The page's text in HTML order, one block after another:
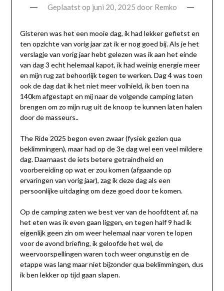
Geplaatst op juni 20, 2025 door Remko
Gisteren was het een mooie dag, ik had lekker gefietst en
ten opzichte van vorig jaar zat ik er nog goed bij. Als je het
verslagje van vorig jaar hebt gelezen was ik aan het einde
van dag 3 echt helemaal kapot, ik had weinig energie meer
en mijn rug zat behoorlijk tegen te werken. Dag 4 was toen
ook de dag dat ik het niet meer volhield, ik ben toen na
140km afgestapt en mij naar de volgende camping laten
brengen om zo mijn rug uit de knoop te kunnen laten halen
door de masseurs..
The Ride 2025 begon even zwaar (fysiek gezien qua
beklimmingen), maar had op de 3e dag wel een veel mildere
dag. Daarnaast de iets betere getraindheid en
voorbereiding op wat er zou komen (afgaande op
ervaringen van vorig jaar), zag ik deze dag als een
persoonlijke uitdaging om deze goed door te komen.
Op de camping zaten we best ver van de hoofdtent af, na
het eten was ik even gaan liggen, en tegen half 9 had ik
eigenlijk geen zin om weer helemaal naar voren te lopen
voor de avond briefing, ik geloofde het wel, de
weervoorspellingen waren toch weer ongunstig en de
etappe was lang maar niet bijzonder qua beklimmingen, dus
ik ben lekker op tijd gaan slapen.